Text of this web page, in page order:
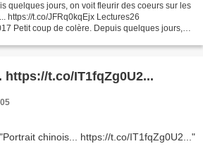
quelques jours, on voit fleurir des coeurs sur les
https://t.co/JFRq0kqEjx Lectures26
Petit coup de colère. Depuis quelques jours,
t.co/IT1fqZg0U2...